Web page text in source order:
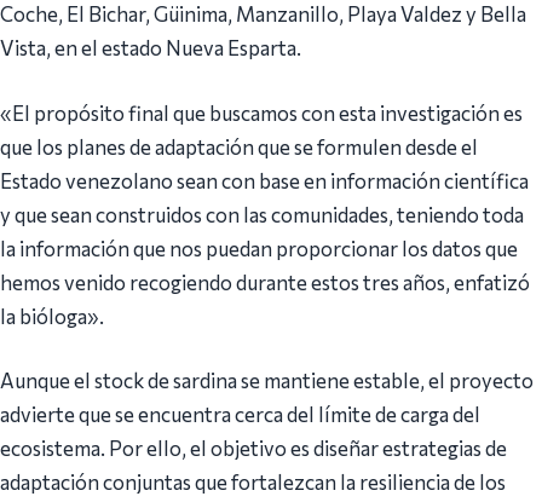
Coche, El Bichar, Güinima, Manzanillo, Playa Valdez y Bella
Vista, en el estado Nueva Esparta.
«El propósito final que buscamos con esta investigación es
que los planes de adaptación que se formulen desde el
Estado venezolano sean con base en información científica
y que sean construidos con las comunidades, teniendo toda
la información que nos puedan proporcionar los datos que
hemos venido recogiendo durante estos tres años, enfatizó
la bióloga».
Aunque el stock de sardina se mantiene estable, el proyecto
advierte que se encuentra cerca del límite de carga del
ecosistema. Por ello, el objetivo es diseñar estrategias de
adaptación conjuntas que fortalezcan la resiliencia de los